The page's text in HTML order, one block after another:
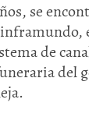
se
de
del